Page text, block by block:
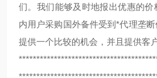
们。我们能够及时地报出优惠的
内用户采购国外备件受到*代理垄
提供一个比较的机会，并且提供客